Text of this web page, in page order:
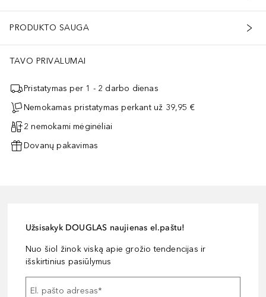
PRODUKTO SAUGA
TAVO PRIVALUMAI
Pristatymas per 1 - 2 darbo dienas
Nemokamas pristatymas perkant už 39,95 €
2 nemokami mėginėliai
Dovanų pakavimas
Užsisakyk DOUGLAS naujienas el.paštu!
Nuo šiol žinok viską apie grožio tendencijas ir
išskirtinius pasiūlymus
El. pašto adresas*